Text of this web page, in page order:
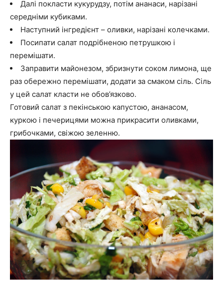
Далі покласти кукурудзу, потім ананаси, нарізані
середніми кубиками.
Наступний інгредієнт – оливки, нарізані колечками.
Посипати салат подрібненою петрушкою і
перемішати.
Заправити майонезом, збризнути соком лимона, ще
раз обережно перемішати, додати за смаком сіль. Сіль
у цей салат класти не обов’язково.
Готовий салат з пекінською капустою, ананасом,
куркою і печерицями можна прикрасити оливками,
грибочками, свіжою зеленню.